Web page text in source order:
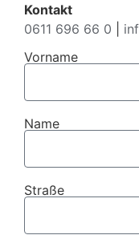
Kontakt
0611 696 66 0
Vorname
Name
Straße